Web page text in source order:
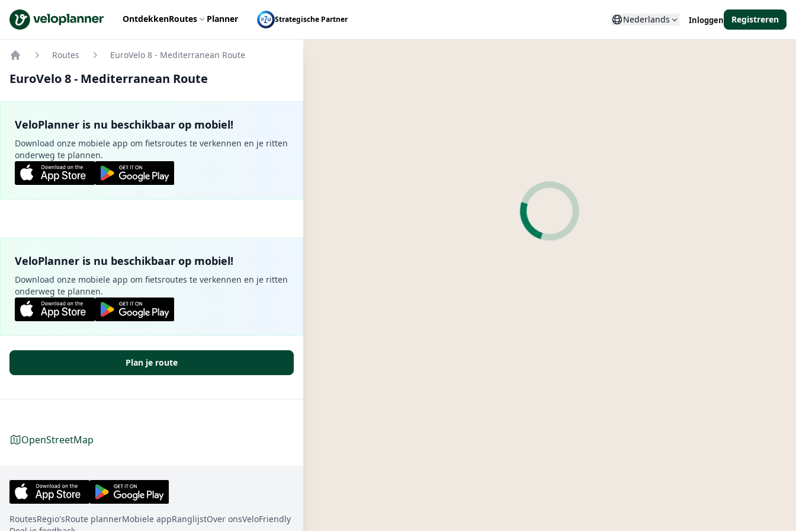
VeloPlanner OntdekkenRoutes Planner Strategische Partner Nederlands Inloggen Registreren
Routes EuroVelo 8 - Mediterranean Route
EuroVelo 8 - Mediterranean Route
VeloPlanner is nu beschikbaar op mobiel!
Download onze mobiele app om fietsroutes te verkennen en je ritten
onderweg te plannen.
VeloPlanner is nu beschikbaar op mobiel!
Download onze mobiele app om fietsroutes te verkennen en je ritten
onderweg te plannen.
Plan je route
OpenStreetMap
RoutesRegio'sRoute plannerMobiele appRanglijstOver onsVeloFriendly